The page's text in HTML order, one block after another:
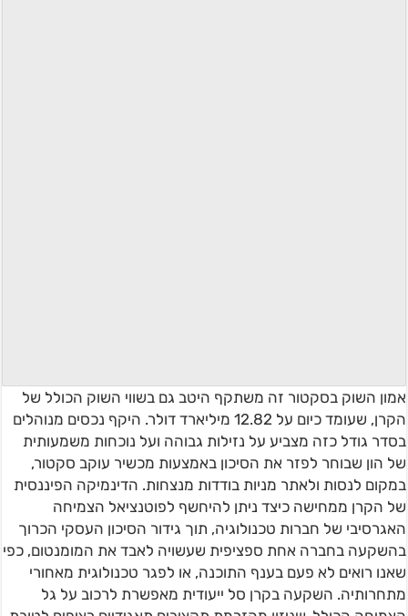
אמון השוק בסקטור זה משתקף היטב גם בשווי השוק הכולל של
הקרן, שעומד כיום על 12.82 מיליארד דולר. היקף נכסים מנוהלים
בסדר גודל כזה מצביע על נזילות גבוהה ועל נוכחות משמעותית
של הון שבוחר לפזר את הסיכון באמצעות מכשיר עוקב סקטור,
במקום לנסות ולאתר מניות בודדות מנצחות. הדינמיקה הפיננסית
של הקרן ממחישה כיצד ניתן להיחשף לפוטנציאל הצמיחה
האגרסיבי של חברות טכנולוגיה, תוך גידור הסיכון העסקי הכרוך
בהשקעה בחברה אחת ספציפית שעשויה לאבד את המומנטום, כפי
שאנו רואים לא פעם בענף התוכנה, או לפגר טכנולוגית מאחורי
מתחרותיה. השקעה בקרן סל ייעודית מאפשרת לרכוב על גל